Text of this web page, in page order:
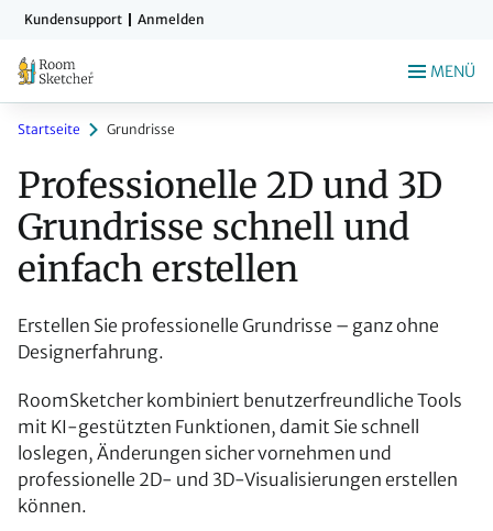
Zum
springen
Kundensupport Anmelden
MENÜ
Startseite Grundrisse
Professionelle 2D und 3D
Grundrisse schnell und
einfach erstellen
Erstellen Sie professionelle Grundrisse – ganz ohne
Designerfahrung.
RoomSketcher kombiniert benutzerfreundliche Tools
mit KI-gestützten Funktionen, damit Sie schnell
loslegen, Änderungen sicher vornehmen und
professionelle 2D- und 3D-Visualisierungen erstellen
können.